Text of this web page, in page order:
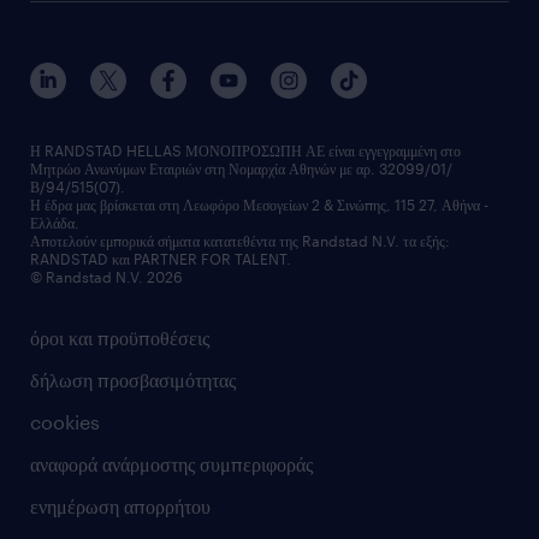
εκπαίδευση εργαζομένων
υπηρεσίες inhouse
υπηρεσίες redeployment
workforce insights
επικοινώνησε μαζί μας
τα γραφεία μας
δελτία τύπου
οικονομικά στοιχεία
επικοινώνησε μαζί μας
όροι και προϋποθέσεις
δήλωση προσβασιμότητας
cookies
αναφορά ανάρμοστης συμπεριφοράς
ενημέρωση απορρήτου
Η RANDSTAD HELLAS ΜΟΝΟΠΡΟΣΩΠΗ ΑΕ είναι εγγεγραμμένη στο
Μητρώο Ανωνύμων Εταιριών στη Νομαρχία Αθηνών με αρ. 32099/01/
Β/94/515(07).
Η έδρα μας βρίσκεται στη Λεωφόρο Μεσογείων 2 & Σινώπης, 115 27, Αθήνα -
Ελλάδα.
Αποτελούν εμπορικά σήματα κατατεθέντα της Randstad N.V. τα εξής:
RANDSTAD και PARTNER FOR TALENT.
© Randstad N.V. 2026